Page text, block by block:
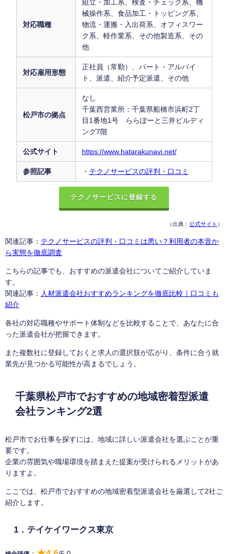
対応職種
組立・加工系、検査・チェック系、機
械操作系、食品加工・トッピング系、
物流・運搬・入出荷系、オフィスワー
ク系、軽作業系、その他製造系、その
他
対応雇用形態
正社員（常勤）、パート・アルバイ
ト、派遣、紹介予定派遣、その他
松戸市の拠点
なし
千葉西営業所：千葉県船橋市浜町2丁
目1番地1号 ららぽーと三井ビルディ
ング7階
公式サイト https://www.hatarakunavi.net/
参照記事 ・ テクノサービスの評判・口コミ
テクノサービスに登録する
（出典： 公式サイト ）
関連記事： テクノサービスの評判・口コミは悪い？利用者の本音か
ら実態を徹底調査
こちらの記事でも、おすすめの派遣会社についてご紹介していま
す。
関連記事：
人材派遣会社おすすめランキングを徹底比較｜口コミも
紹介
各社の対応職種やサポート体制などを比較することで、あなたに合
った派遣会社が把握できます。
また複数社に登録しておくと求人の選択肢が広がり、条件に合う就
業先が見つかる可能性が高まるでしょう。
千葉県松戸市でおすすめの地域密着型派遣
会社ランキング2選
松戸市でお仕事を探すには、地域に詳しい派遣会社を選ぶことが重
要です。
企業の雰囲気や職場環境を踏まえた提案が受けられるメリットがあ
りますよ。
ここでは、松戸市でおすすめの地域密着型派遣会社を厳選して2社ご
紹介します。
1．テイケイワークス東京